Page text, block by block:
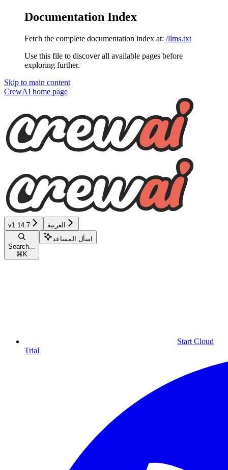
Documentation Index
Fetch the complete documentation index at: /llms.txt
Use this file to discover all available pages before
exploring further.
Skip to main content
CrewAI home page
v1.14.7 العربية
Search...
⌘ K
اسأل المساعد
Start Cloud
Trial